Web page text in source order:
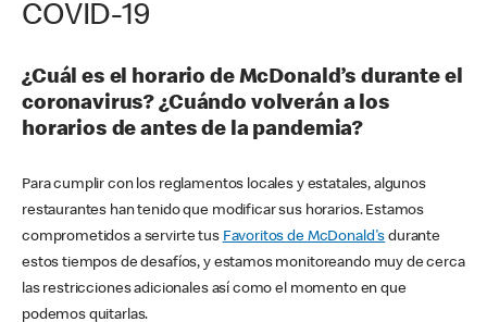
COVID-19
¿Cuál es el horario de McDonald’s durante el
coronavirus? ¿Cuándo volverán a los
horarios de antes de la pandemia?
Para cumplir con los reglamentos locales y estatales, algunos
restaurantes han tenido que modificar sus horarios. Estamos
comprometidos a servirte tus Favoritos de McDonald's durante
estos tiempos de desafíos, y estamos monitoreando muy de cerca
las restricciones adicionales así como el momento en que
podemos quitarlas.